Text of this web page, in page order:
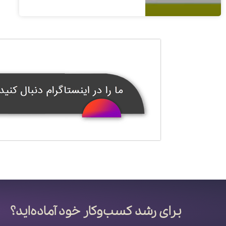
1400/08/06 1 دیدگاه
برای رشد کسب‌وکار خود آماده‌اید؟